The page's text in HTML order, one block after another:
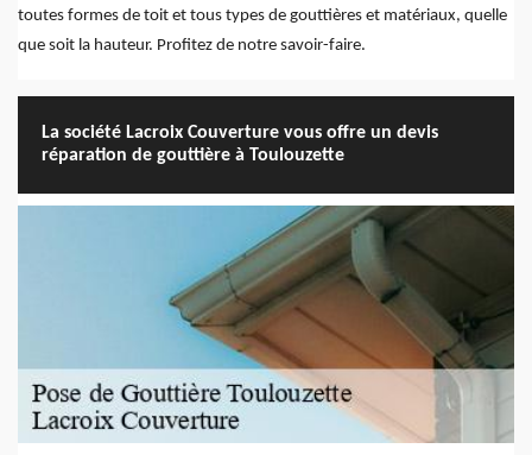
toutes formes de toit et tous types de gouttières et matériaux, quelle
que soit la hauteur. Profitez de notre savoir-faire.
La société Lacroix Couverture vous offre un devis
réparation de gouttière à Toulouzette